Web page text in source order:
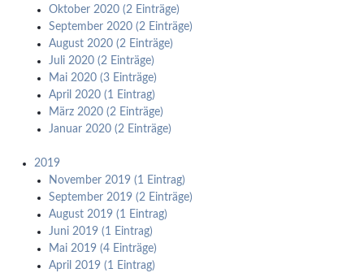
Oktober 2020 (2 Einträge)
September 2020 (2 Einträge)
August 2020 (2 Einträge)
Juli 2020 (2 Einträge)
Mai 2020 (3 Einträge)
April 2020 (1 Eintrag)
März 2020 (2 Einträge)
Januar 2020 (2 Einträge)
2019
November 2019 (1 Eintrag)
September 2019 (2 Einträge)
August 2019 (1 Eintrag)
Juni 2019 (1 Eintrag)
Mai 2019 (4 Einträge)
April 2019 (1 Eintrag)